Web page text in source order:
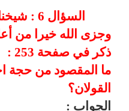
السؤال
وجزى الله خيرا من
ذكر في صفحة 253 :
ما المقصود من حجة
القولان؟
الجواب :